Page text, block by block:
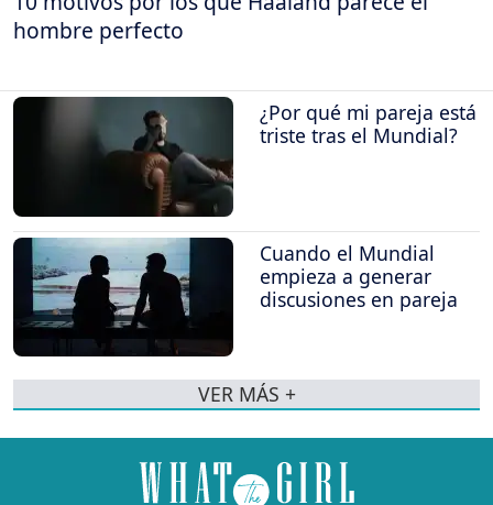
hombre perfecto
¿Por qué mi pareja está
triste tras el Mundial?
Cuando el Mundial
empieza a generar
discusiones en pareja
VER MÁS +